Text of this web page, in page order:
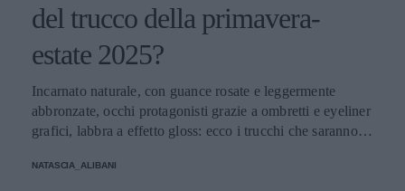
del trucco della primavera-
estate 2025?
Incarnato naturale, con guance rosate e leggermente
abbronzate, occhi protagonisti grazie a ombretti e eyeliner
grafici, labbra a effetto gloss: ecco i trucchi che saranno
NATASCIA_ALIBANI